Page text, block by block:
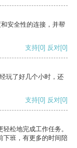
安全性的连接，并帮
支持[0] 反对[0]
玩了好几个小时，还
支持[0] 反对[0]
松地完成工作任务。
下班，有更多的时间陪